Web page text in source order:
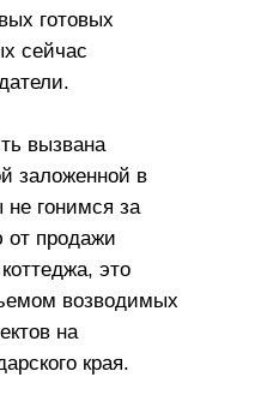
готовых
сейчас
вызвана
заложенной в
гонимся за
продажи
это
возводимых
на
края.